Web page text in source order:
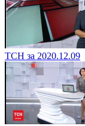
ТСН за 2020.12.09